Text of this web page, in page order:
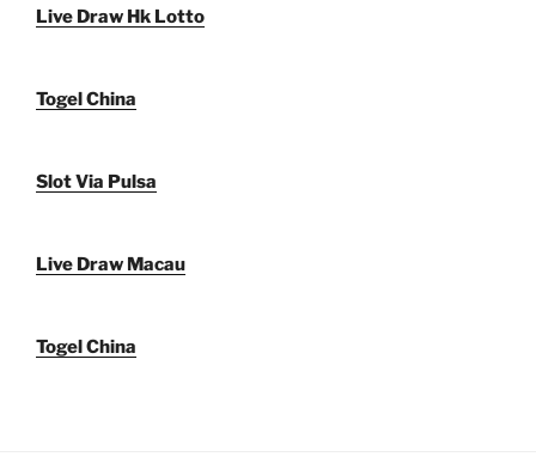
Live Draw Hk Lotto
Togel China
Slot Via Pulsa
Live Draw Macau
Togel China